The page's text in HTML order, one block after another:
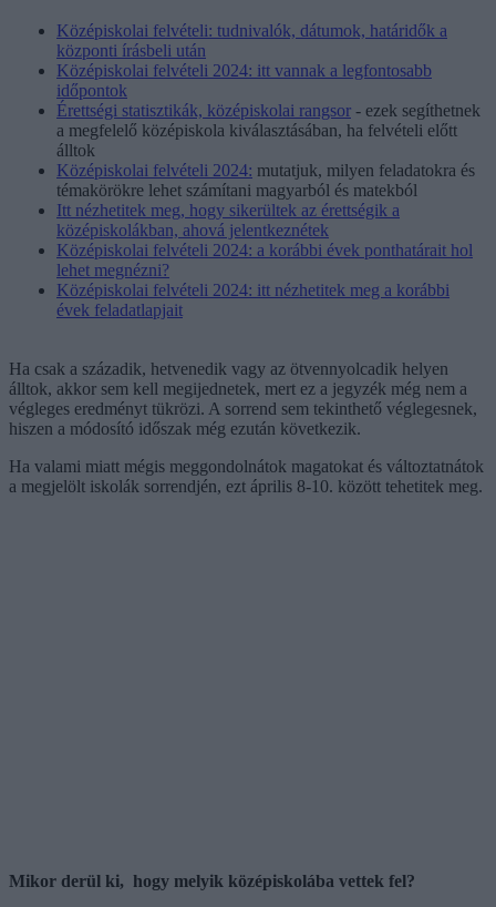
Középiskolai felvételi: tudnivalók, dátumok, határidők a
központi írásbeli után
Középiskolai felvételi 2024: itt vannak a legfontosabb
időpontok
Érettségi statisztikák, középiskolai rangsor - ezek segíthetnek
a megfelelő középiskola kiválasztásában, ha felvételi előtt
álltok
Középiskolai felvételi 2024: mutatjuk, milyen feladatokra és
témakörökre lehet számítani magyarból és matekból
Itt nézhetitek meg, hogy sikerültek az érettségik a
középiskolákban, ahová jelentkeznétek
Középiskolai felvételi 2024: a korábbi évek ponthatárait hol
lehet megnézni?
Középiskolai felvételi 2024: itt nézhetitek meg a korábbi
évek feladatlapjait
Ha csak a századik, hetvenedik vagy az ötvennyolcadik helyen
álltok, akkor sem kell megijednetek, mert ez a jegyzék még nem a
végleges eredményt tükrözi. A sorrend sem tekinthető véglegesnek,
hiszen a módosító időszak még ezután következik.
Ha valami miatt mégis meggondolnátok magatokat és változtatnátok
a megjelölt iskolák sorrendjén, ezt április 8-10. között tehetitek meg.
Mikor derül ki, hogy melyik középiskolába vettek fel?